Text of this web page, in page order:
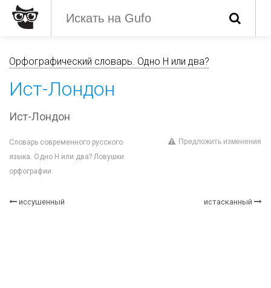
Орфографический словарь. Одно Н или два?
Ист-Лондон
Ист-Лондон
Словарь современного русского
языка. Одно Н или два? Ловушки
орфографии
Предложить изменения
иссушенный истасканный